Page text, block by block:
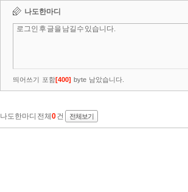
나도한마디
띄어쓰기 포함[400] byte 남았습니다.
나도한마디 전체 0건 전체보기